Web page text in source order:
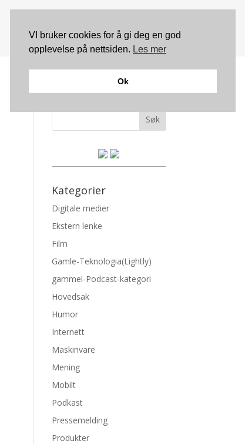
Søk
Kategorier
Digitale medier
Ekstern lenke
Film
Gamle-Teknologia(Lightly)
gammel-Podcast-kategori
Hovedsak
Humor
Internett
Maskinvare
Mening
Mobilt
Podkast
Pressemelding
Produkter
VI bruker cookies for å gi deg en god
opplevelse på nettsiden. Les mer
Ok